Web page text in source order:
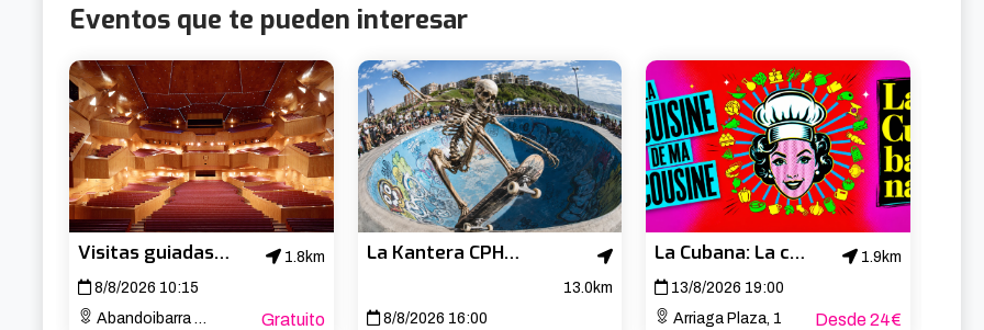
Eventos que te pueden interesar
Visitas guiadas al Palacio Euskalduna
1.8km
8/8/2026 10:15
Abandoibarra Etorb., 4
Gratuito
La Kantera CPH Open 2026
13.0km
8/8/2026 16:00
La Cubana: La cuisine de ma cousine
1.9km
13/8/2026 19:00
Arriaga Plaza, 1
Desde 24€